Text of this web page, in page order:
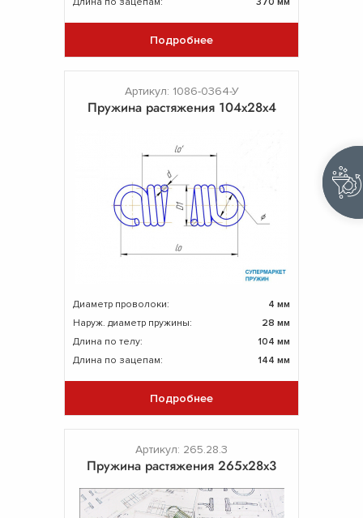
Подробнее
Артикул: 1086-0364-У
Пружина растяжения 104х28х4
Диаметр проволоки:
4 мм
Наруж. диаметр пружины:
28 мм
Длина по телу:
104 мм
Длина по зацепам:
144 мм
Подробнее
Артикул: 265.28.3
Пружина растяжения 265х28х3